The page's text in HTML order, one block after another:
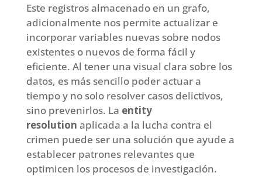
Este registros almacenado en un grafo,
adicionalmente nos permite actualizar e
incorporar variables nuevas sobre nodos
existentes o nuevos de forma fácil y
eficiente. Al tener una visual clara sobre los
datos, es más sencillo poder actuar a
tiempo y no solo resolver casos delictivos,
sino prevenirlos. La entity
resolution aplicada a la lucha contra el
crimen puede ser una solución que ayude a
establecer patrones relevantes que
optimicen los procesos de investigación.